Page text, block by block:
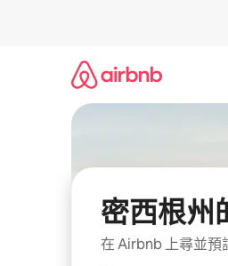
密西根州
在 Airbnb 上尋並預